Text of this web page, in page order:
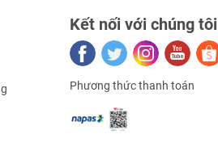
Kết nối với chúng tôi
Phương thức thanh toán